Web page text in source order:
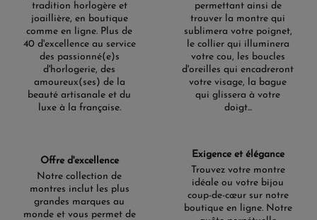
tradition horlogère et
joaillière, en boutique
comme en ligne. Plus de
40 d'excellence au service
des passionné(e)s
d'horlogerie, des
amoureux(ses) de la
beauté artisanale et du
luxe à la française.
permettant ainsi de
trouver la montre qui
sublimera votre poignet,
le collier qui illuminera
votre cou, les boucles
d'oreilles qui encadreront
votre visage, la bague
qui glissera à votre
doigt...
Offre d'excellence
Notre collection de
montres inclut les plus
grandes marques au
monde et vous permet de
Exigence et élégance
Trouvez votre montre
idéale ou votre bijou
coup-de-cœur sur notre
boutique en ligne. Notre